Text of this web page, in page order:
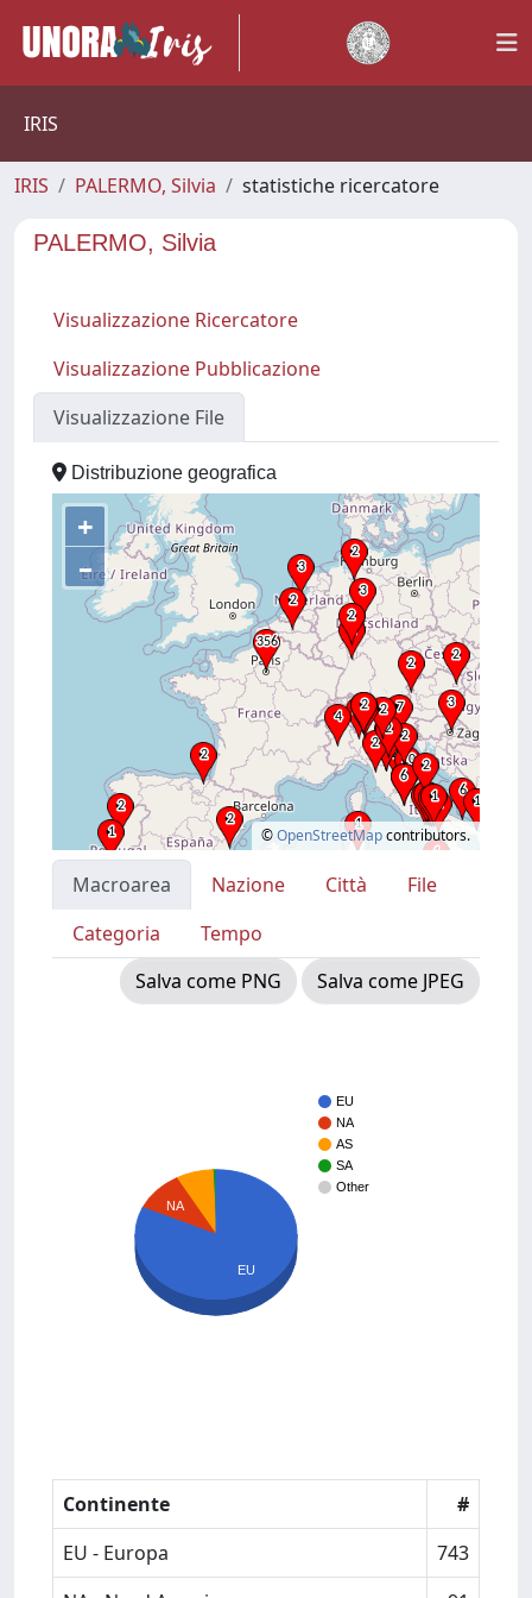
IRIS
IRIS PALERMO, Silvia statistiche ricercatore
PALERMO, Silvia
Visualizzazione Ricercatore
Visualizzazione Pubblicazione
Visualizzazione File
Distribuzione geografica
+
–
©OpenStreetMapcontributors.
Macroarea Nazione Città
File
Categoria
Tempo
Salva come PNG
Salva come JPEG
EU
NA
AS
SA
Other
NA
EU
Continente
#
EU - Europa
743